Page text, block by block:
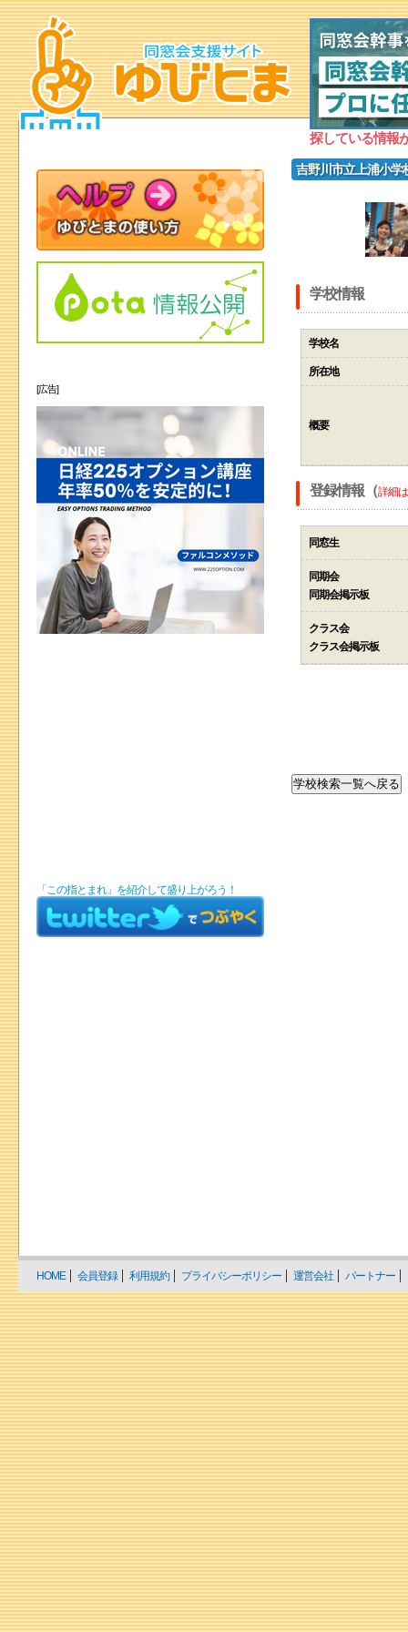
探している情報
吉野川市立上浦小学
学校情報
学校名
所在地
概要
登録情報（詳細
同窓生
同期会
同期会掲示板
クラス会
クラス会掲示板
[広告]
「この指とまれ」を紹介して盛り上がろう！
HOME 会員登録 利用規約 プライバシーポリシー 運営会社 パートナー